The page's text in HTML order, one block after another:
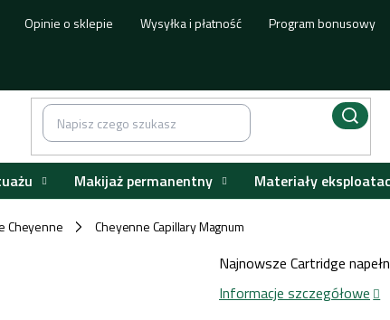
Opinie o sklepie Wysyłka i płatność Program bonusowy
Makijaż permanentny Materiały
Cheyenne / Cheyenne Capillary Magnum
Najnowsze Cartridge
Informacje szczegółowe